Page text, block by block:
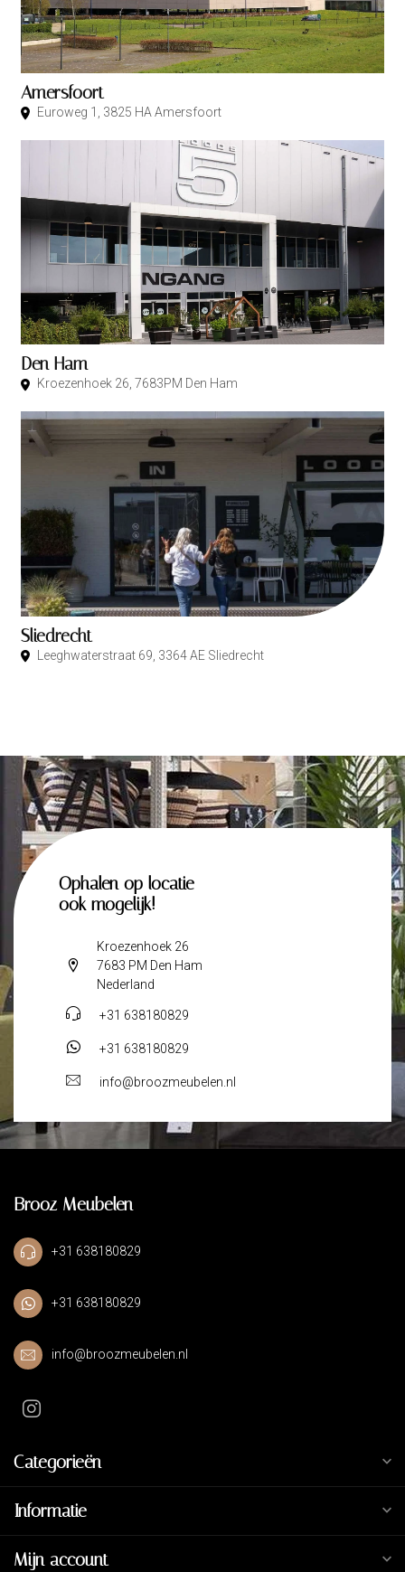
Amersfoort
Euroweg 1, 3825 HA Amersfoort
Den Ham
Kroezenhoek 26, 7683PM Den Ham
Sliedrecht
Leeghwaterstraat 69, 3364 AE Sliedrecht
Ophalen op locatie
ook mogelijk!
Kroezenhoek 26
7683 PM Den Ham
Nederland
+31 638180829
+31 638180829
info@broozmeubelen.nl
Brooz Meubelen
+31 638180829
+31 638180829
info@broozmeubelen.nl
Categorieën
Informatie
Mijn account